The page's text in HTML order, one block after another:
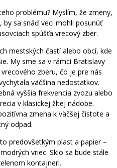
problému? Myslím, že zmeny,
sa snáď veci mohli posunúť
spúšťa vrecový zber.
mestských častí alebo obcí, kde
My sme sa v rámci Bratislavy
zberu, čo je pre nás
väčšina nedostatkov.
vyššia frekvencia zvozu alebo
v klasickej žltej nádobe.
zmena k väčšej čistote a
odpad.
predovšetkým plast a papier –
vriec. Sklo sa bude stále
kontajneri.